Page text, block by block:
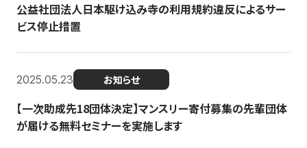
公益社団法人日本駆け込み寺の利用規約違反によるサー
ビス停止措置
2025.05.23 お知らせ
【一次助成先18団体決定】マンスリー寄付募集の先輩団体
が届ける無料セミナーを実施します